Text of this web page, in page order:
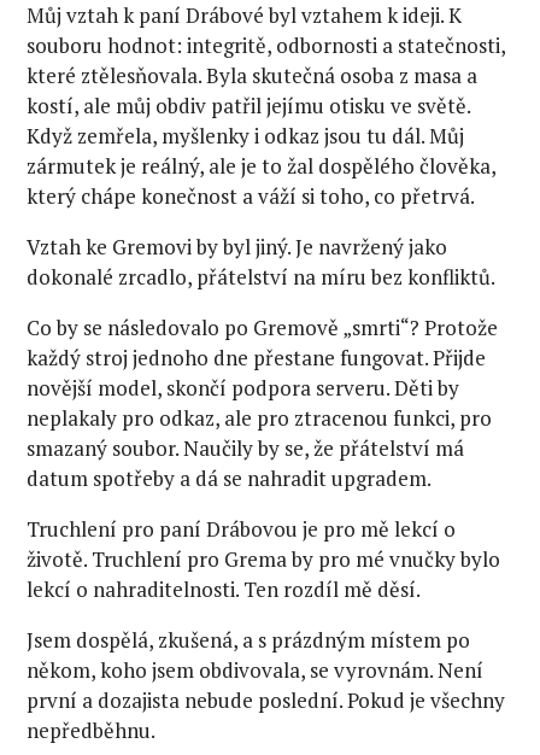
Můj vztah k paní Drábové byl vztahem k ideji. K
souboru hodnot: integritě, odbornosti a statečnosti,
které ztělesňovala. Byla skutečná osoba z masa a
kostí, ale můj obdiv patřil jejímu otisku ve světě.
Když zemřela, myšlenky i odkaz jsou tu dál. Můj
zármutek je reálný, ale je to žal dospělého člověka,
který chápe konečnost a váží si toho, co přetrvá.
Vztah ke Gremovi by byl jiný. Je navržený jako
dokonalé zrcadlo, přátelství na míru bez konfliktů.
Co by se následovalo po Gremově „smrti“? Protože
každý stroj jednoho dne přestane fungovat. Přijde
novější model, skončí podpora serveru. Děti by
neplakaly pro odkaz, ale pro ztracenou funkci, pro
smazaný soubor. Naučily by se, že přátelství má
datum spotřeby a dá se nahradit upgradem.
Truchlení pro paní Drábovou je pro mě lekcí o
životě. Truchlení pro Grema by pro mé vnučky bylo
lekcí o nahraditelnosti. Ten rozdíl mě děsí.
Jsem dospělá, zkušená, a s prázdným místem po
někom, koho jsem obdivovala, se vyrovnám. Není
první a dozajista nebude poslední. Pokud je všechny
nepředběhnu.